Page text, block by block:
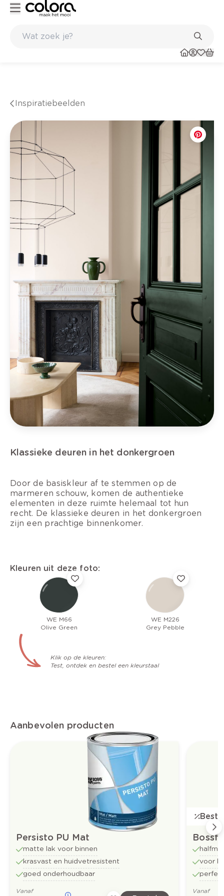
Inspiratiebeelden
Klassieke deuren in het donkergroen
Door de basiskleur af te stemmen op de
marmeren schouw, komen de authentieke
elementen in deze ruimte helemaal tot hun
recht. De klassieke deuren in het donkergroen
zijn een prachtige binnenkomer.
Kleuren uit deze foto:
WE M66
Olive Green
WE M226
Grey Pebble
Klik op de kleuren:
Test, ontdek en bestel een kleurstaal
Aanbevolen producten
Persisto PU Mat
matte lak voor binnen
krasvast en huidvetresistent
goed onderhoudbaar
Vanaf
voor
Vanaf